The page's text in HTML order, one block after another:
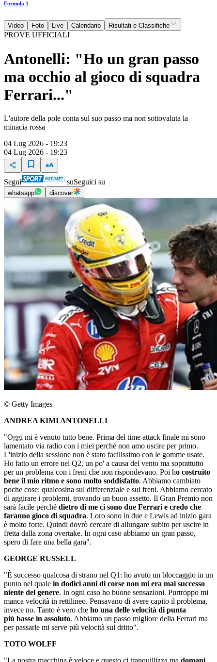
Formula 1
Video Foto Live Calendario Risultati e Classifiche
PROVE UFFICIALI
Antonelli: "Ho un gran passo
ma occhio al gioco di squadra
Ferrari..."
L'autore della pole conta sul suo passo ma non sottovaluta la
minacia rossa
04 Lug 2026 - 19:23
04 Lug 2026 - 19:23
Segui suSeguici su
whatsapp discover
© Getty Images
ANDREA KIMI ANTONELLI
"Oggi mi è venuto tutto bene. Prima del time attack finale mi sono
lamentato via radio con i miei perché non amo uscire per primo.
L'inizio della sessione non è stato facilissimo con le gomme usate.
Ho fatto un errore nel Q2, un po' a causa del vento ma soprattutto
per un problema con i freni che non rispondevano. Poi ho costruito
bene il mio ritmo e sono molto soddisfatto. Abbiamo cambiato
poche cose: qualcosina sul differenziale e sui freni. Abbiamo cercato
di aggirare i problemi, trovando un buon assetto. Il Gran Premio non
sarà facile perché dietro di me ci sono due Ferrari e credo che
faranno gioco di squadra. Loro sono in due e Lewis ad inizio gara
è molto forte. Quindi dovrò cercare di allungare subito per uscire in
fretta dalla zona overtake. In ogni caso abbiamo un gran passo,
spero di fare una bella gara".
GEORGE RUSSELL
"È successo qualcosa di strano nel Q1: ho avuto un bloccaggio in un
punto nel quale in dodici anni di corse non mi era mai successo
niente del genere. In ogni caso ho buone sensazioni. Purtroppo mi
manca velocità in rettilineo. Pensavano di avere capito il problema,
invece no. Tanto è vero che ho una delle velocità di punta
più basse in assoluto. Abbiamo un passo migliore della Ferrari ma
per passarle mi serve più velocità sul dritto".
TOTO WOLFF